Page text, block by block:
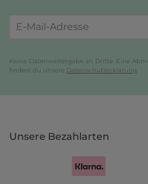
Keine Datenweitergabe an Dritte. Eine
findest du unsere Datenschutzerklärung
Unsere Bezahlarten